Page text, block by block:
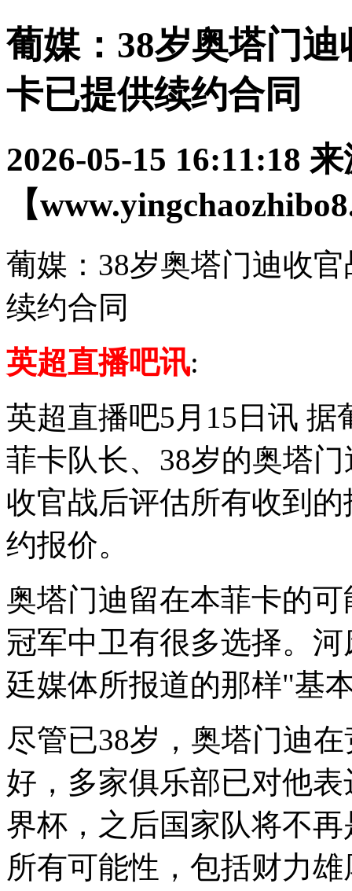
葡媒：38岁奥塔门
卡已提供续约合同
2026-05-15 16:11:18 来
【
葡媒：38岁奥塔门迪收
续约合同
英超直播吧讯:
英超直播吧5月15日讯
菲卡队长、38岁的奥塔
收官战后评估所有收到
约报价。
奥塔门迪留在本菲卡的
冠军中卫有很多选择。
廷媒体所报道的那样"基
尽管已38岁，奥塔门迪
好，多家俱乐部已对他
界杯，之后国家队将不
所有可能性，包括财力